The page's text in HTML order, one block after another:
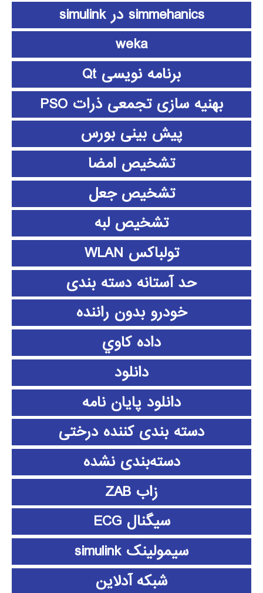
simmehanics در simulink
weka
برنامه نویسی Qt
بهنیه سازی تجمعی ذرات PSO
پیش بینی بورس
تشخیص امضا
تشخیص جعل
تشخیص لبه
تولباکس WLAN
حد آستانه دسته بندی
خودرو بدون راننده
داده كاوي
دانلود
دانلود پايان نامه
دسته بندی کننده درختی
دسته‌بندی نشده
زاب ZAB
سیگنال ECG
سیمولینک simulink
شبکه آدلاین